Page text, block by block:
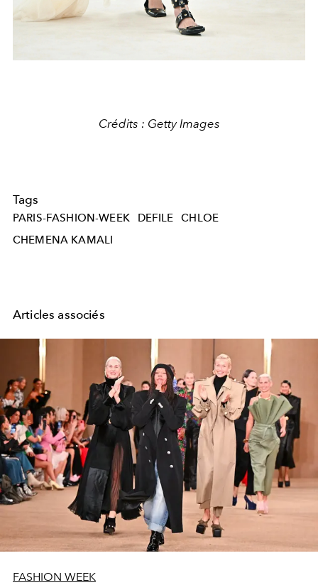
Crédits : Getty Images
Tags
PARIS-FASHION-WEEK DEFILE
CHLOE
CHEMENA KAMALI
Articles associés
FASHION WEEK